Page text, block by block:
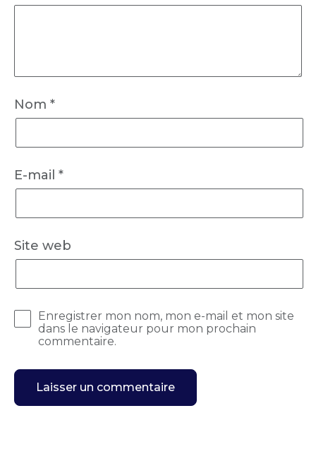
Nom *
E-mail *
Site web
Enregistrer mon nom, mon e-mail et mon site
dans le navigateur pour mon prochain
commentaire.